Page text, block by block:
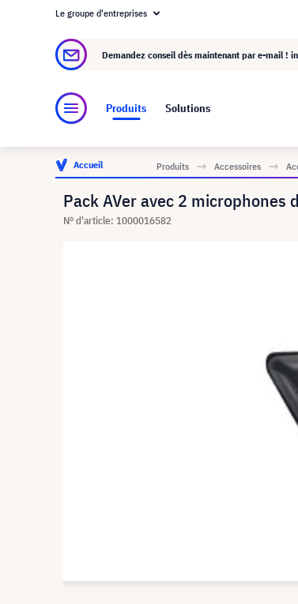
À propos de visunext.fr
Le groupe d'entreprises
Demandez conseil dès maintenant par e-mail !
Produits Solutions
Accueil Produits Accessoires
Pack AVer avec 2
N° d'article: 1000016582